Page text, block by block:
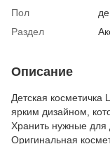
Пол
Раздел
Описание
Детская косметичка
ярким дизайном,
Хранить нужные для
Оригинальная